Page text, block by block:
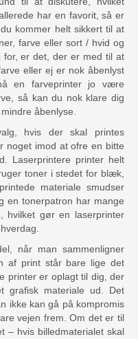
har en favorit, så er
kommer helt sikkert til at
farve eller sort / hvid og
for, er det, der er med til at
eller ej er nok åbenlyst
en farveprinter jo være
så kan du nok klare dig
åbenlyse.
hvis der skal printes
noget imod at ofre en bitte
Laserprintere printer helt
toner i stedet for blæk,
materiale smudser
en tonerpatron har mange
hvilket gør en laserprinter
når man sammenligner
af print står bare lige det
printer er oplagt til dig, der
grafisk materiale ud. Det
ikke kan gå på kompromis
vejen frem. Om det er til
– hvis billedmaterialet skal